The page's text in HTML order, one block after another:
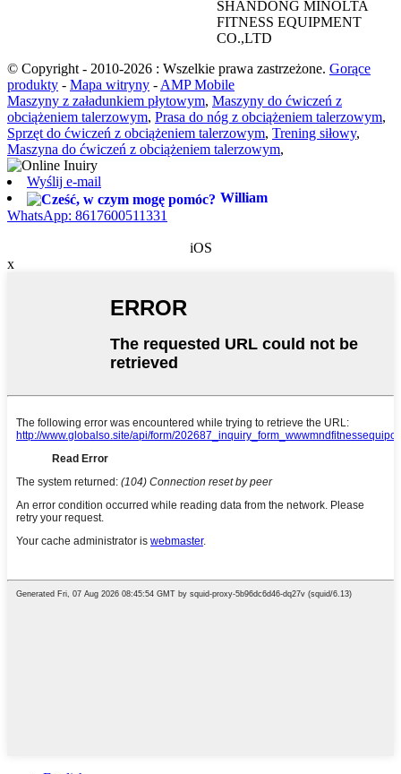
SHANDONG MINOLTA
FITNESS EQUIPMENT
CO.,LTD
© Copyright - 2010-2026 : Wszelkie prawa zastrzeżone. Gorące
produkty - Mapa witryny - AMP Mobile
Maszyny z załadunkiem płytowym, Maszyny do ćwiczeń z
obciążeniem talerzowym, Prasa do nóg z obciążeniem talerzowym,
Sprzęt do ćwiczeń z obciążeniem talerzowym, Trening siłowy,
Maszyna do ćwiczeń z obciążeniem talerzowym,
Wyślij e-mail
William
WhatsApp: 8617600511331
iOS
x